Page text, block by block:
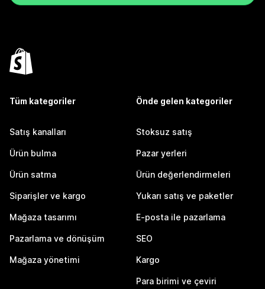
Tüm kategoriler
Satış kanalları
Ürün bulma
Ürün satma
Siparişler ve kargo
Mağaza tasarımı
Pazarlama ve dönüşüm
Mağaza yönetimi
Önde gelen kategoriler
Stoksuz satış
Pazar yerleri
Ürün değerlendirmeleri
Yukarı satış ve paketler
E-posta ile pazarlama
SEO
Kargo
Para birimi ve çeviri